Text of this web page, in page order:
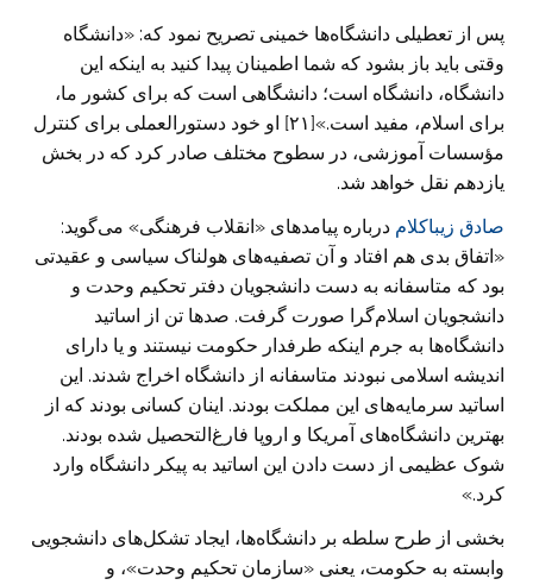
پس از تعطیلی دانشگاه‌ها خمینی تصریح نمود که: «دانشگاه
وقتی باید باز بشود که شما اطمینان پیدا کنید به اینکه این
دانشگاه، دانشگاه است؛ دانشگاهی است که برای کشور ما،
برای اسلام، مفید است.»[۲۱] او خود دستورالعملی برای کنترل
مؤسسات آموزشی، در سطوح مختلف صادر کرد که در بخش
یازدهم نقل خواهد شد.
صادق زیباکلام درباره پیامدهای «انقلاب فرهنگی» می‌گوید:
«اتفاق بدی هم افتاد و آن تصفیه‌های هولناک سیاسی و عقیدتی
بود که متاسفانه به دست دانشجویان دفتر تحکیم وحدت و
دانشجویان اسلام‌گرا صورت گرفت. صد‌ها تن از اساتید
دانشگاه‌ها به جرم اینکه طرفدار حکومت نیستند و یا دارای
اندیشه اسلامی نبودند متاسفانه از دانشگاه اخراج شدند. این
اساتید سرمایه‌های این مملکت بودند. اینان کسانی بودند که از
بهترین دانشگاه‌های آمریکا و اروپا فارغ‌التحصیل شده بودند.
شوک عظیمی از دست دادن این اساتید به پیکر دانشگاه وارد
کرد.»
بخشی از طرح سلطه بر دانشگاه‌ها، ایجاد تشکل‌های دانشجویی
وابسته به حکومت، یعنی «سازمان تحکیم وحدت»، و